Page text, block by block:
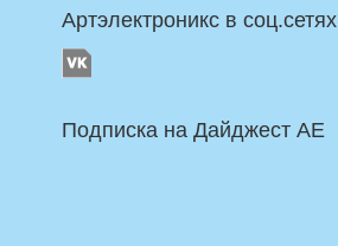
Артэлектроникс в соц.сетях
Подписка на Дайджест AE